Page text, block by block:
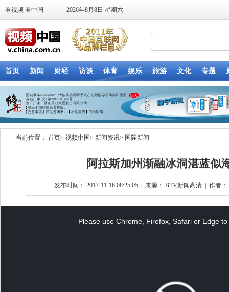
当前位置： 首页> 视频中国> 新闻资讯> 国际新闻
阿拉斯加州渐融冰洞湛蓝似
发布时间： 2017-11-16 08:25:05 来源： BTV新闻高清 作者：
Please use Chrome, Firefox, Safari or Edge